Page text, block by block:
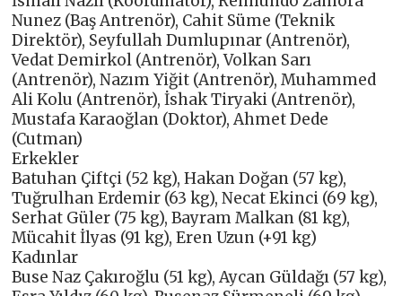
Nunez (Baş Antrenör), Cahit Süme (Teknik
Direktör), Seyfullah Dumlupınar (Antrenör),
Vedat Demirkol (Antrenör), Volkan Sarı
(Antrenör), Nazım Yiğit (Antrenör), Muhammed
Ali Kolu (Antrenör), İshak Tiryaki (Antrenör),
Mustafa Karaoğlan (Doktor), Ahmet Dede
(Cutman)
Erkekler
Batuhan Çiftçi (52 kg), Hakan Doğan (57 kg),
Tuğrulhan Erdemir (63 kg), Necat Ekinci (69 kg),
Serhat Güler (75 kg), Bayram Malkan (81 kg),
Mücahit İlyas (91 kg), Eren Uzun (+91 kg)
Kadınlar
Buse Naz Çakıroğlu (51 kg), Aycan Güldağı (57 kg),